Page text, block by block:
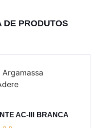
DE PRODUTOS
AC-III BRANCA